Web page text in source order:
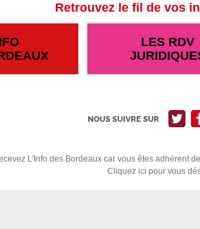
Retrouvez le fil de vos
LES RDV
L'Info des Bordeaux car vous êtes adhérent
Cliquez ici pour vous